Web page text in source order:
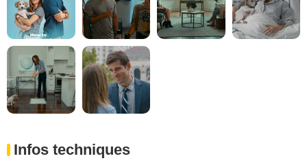
Infos techniques